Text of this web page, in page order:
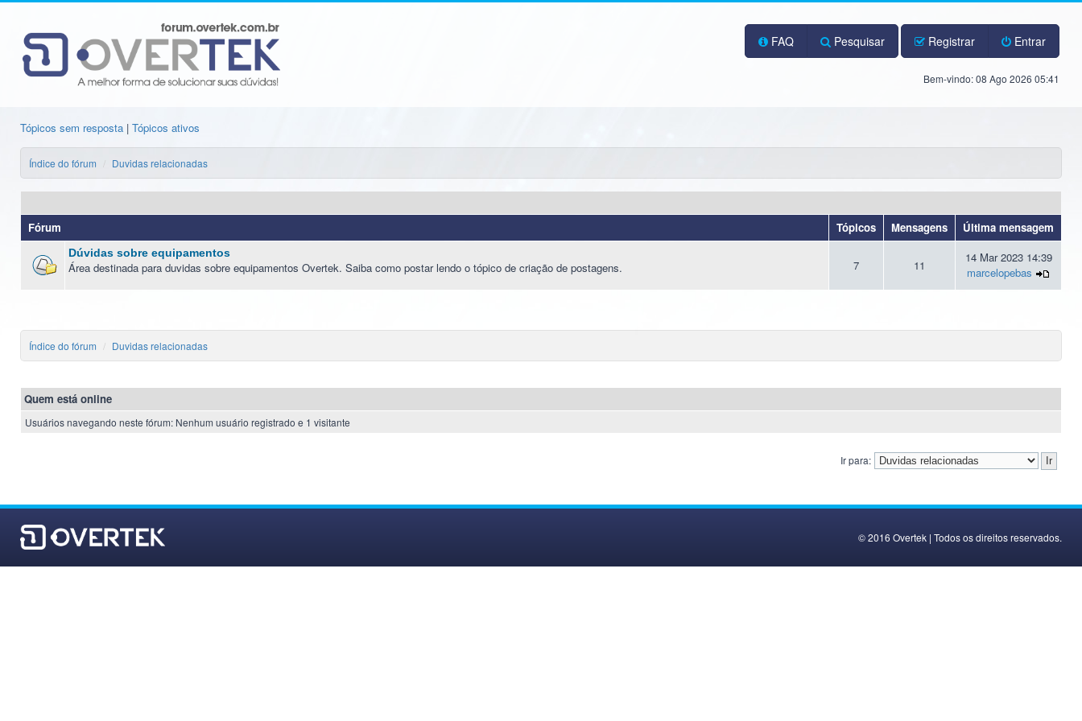
FAQ Pesquisar Registrar Entrar
Bem-vindo: 08 Ago 2026 05:41
Tópicos sem resposta | Tópicos ativos
Índice do fórum Duvidas relacionadas
Fórum Tópicos Mensagens Última mensagem
Dúvidas sobre equipamentos
Área destinada para duvidas sobre equipamentos Overtek. Saiba como postar lendo o tópico de criação de postagens. 7 11
14 Mar 2023 14:39
marcelopebas
Índice do fórum Duvidas relacionadas
Quem está online
Usuários navegando neste fórum: Nenhum usuário registrado e 1 visitante
Ir para:
© 2016 Overtek | Todos os direitos reservados.